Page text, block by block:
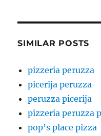
SIMILAR POSTS
pizzeria peruzza
picerija peruzza
peruzza picerija
pizzeria peruzza
pop’s place pizza